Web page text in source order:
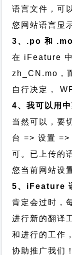
语言文件，可
您网站语言显
3、.po 和
在 iFeature
zh_CN.mo，
自行决定，
4、我可以用
当然可以，要
台 => 设置 =>
可。已上传的
您当前网站设
5、iFeature
肯定会过时，
进行新的翻译
和进行的工作
协助推广我们！